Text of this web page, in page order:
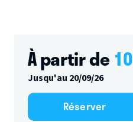
À partir de10
Jusqu'au 20/09/26
Réserver